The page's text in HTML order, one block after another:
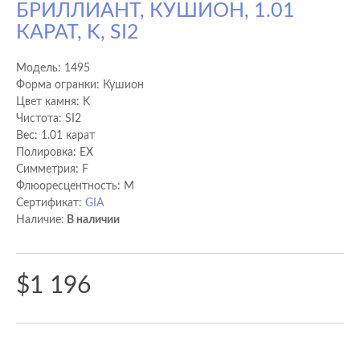
БРИЛЛИАНТ, КУШИОН, 1.01
КАРАТ, K, SI2
Модель: 1495
Форма огранки: Кушион
Цвет камня: K
Чистота: SI2
Вес: 1.01 карат
Полировка: EX
Cимметрия: F
Флюоресцентность: M
Сертификат: GIA
Наличие: В наличии
$1 196